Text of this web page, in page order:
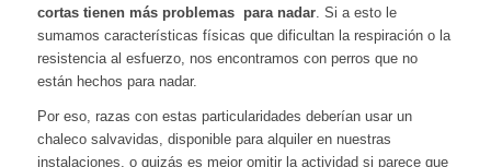
cortas tienen más problemas para nadar. Si a esto le
sumamos características físicas que dificultan la respiración o la
resistencia al esfuerzo, nos encontramos con perros que no
están hechos para nadar.
Por eso, razas con estas particularidades deberían usar un
chaleco salvavidas, disponible para alquiler en nuestras
instalaciones, o quizás es mejor omitir la actividad si parece que